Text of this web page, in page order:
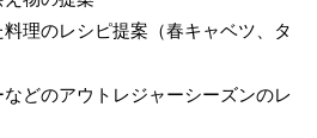
理のレシピ提案（春キャベツ、タ
どのアウトレジャーシーズンのレ